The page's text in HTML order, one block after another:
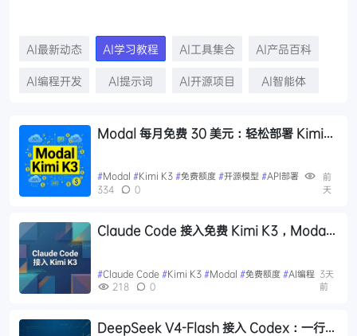
AI最新动态 AI学习教程 AI工具集合 AI产品百科
AI编程开发 AI提示词 AI开源项目 AI智能体
Modal 每月免费 30 美元：轻松部署 Kimi
#Modal #Kimi K3 #免费额度 #开源模型 #API部署
334
0
前
天
Claude Code 接入免费 Kimi K3，Modal
#Claude Code #Kimi K3 #Modal #免费额度 #AI编程
218
0
3天
前
DeepSeek V4-Flash 接入 Codex：一行命